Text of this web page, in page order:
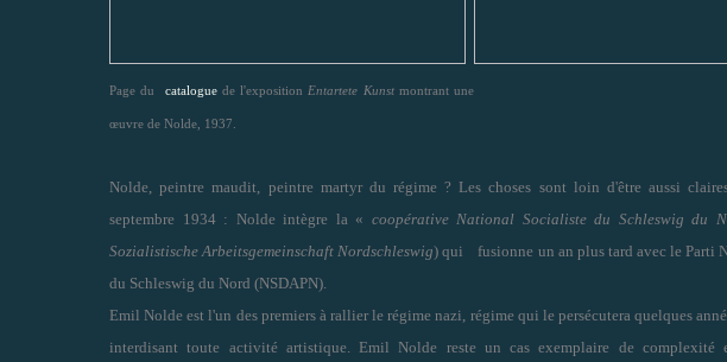
Page du cataloguede l'exposition Entartete Kunstmontrant une
œuvre de Nolde, 1937.
Nolde, peintre maudit, peintre martyr du régime ? Les choses sont loin d'être aussi
septembre 1934 : Nolde intègre la « coopérative National Socialiste du Schleswig du
Sozialistische Arbeitsgemeinschaft Nordschleswig) qui fusionne un an plus tard avec le Parti
du Schleswig du Nord (NSDAPN).
Emil Nolde est l'un des premiers à rallier le régime nazi, régime qui le persécutera quelques
interdisant toute activité artistique. Emil Nolde reste un cas exemplaire de